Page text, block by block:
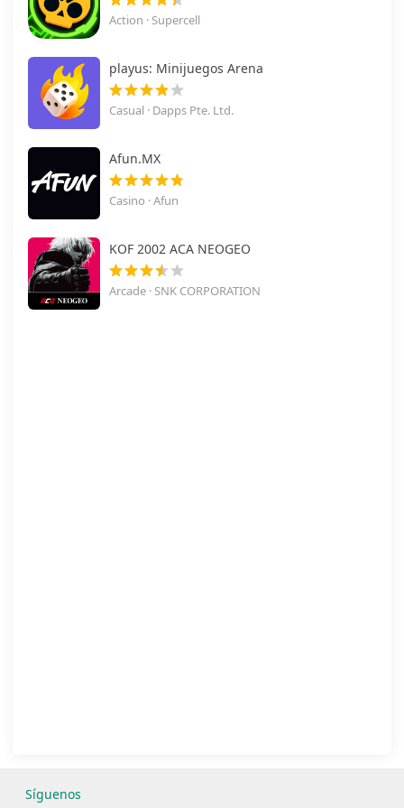
Action · Supercell
playus: Minijuegos Arena
Casual · Dapps Pte. Ltd.
Afun.MX
Casino · Afun
KOF 2002 ACA NEOGEO
Arcade · SNK CORPORATION
Síguenos